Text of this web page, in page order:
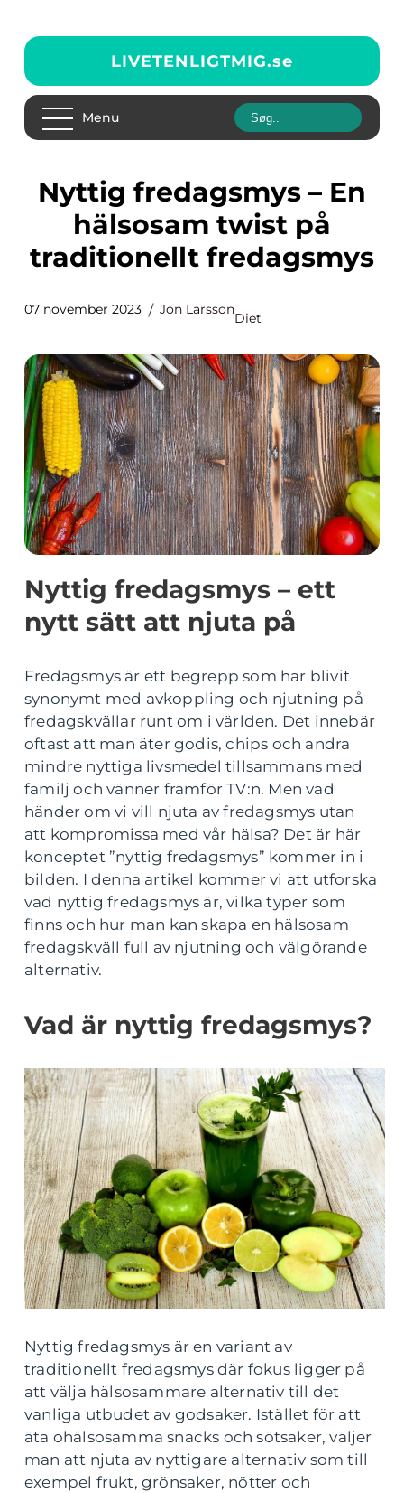
LIVETENLIGTMIG.se
Menu
Nyttig fredagsmys – En
hälsosam twist på
traditionellt fredagsmys
07 november 2023 Jon Larsson
Diet
Nyttig fredagsmys – ett
nytt sätt att njuta på
Fredagsmys är ett begrepp som har blivit
synonymt med avkoppling och njutning på
fredagskvällar runt om i världen. Det innebär
oftast att man äter godis, chips och andra
mindre nyttiga livsmedel tillsammans med
familj och vänner framför TV:n. Men vad
händer om vi vill njuta av fredagsmys utan
att kompromissa med vår hälsa? Det är här
konceptet ”nyttig fredagsmys” kommer in i
bilden. I denna artikel kommer vi att utforska
vad nyttig fredagsmys är, vilka typer som
finns och hur man kan skapa en hälsosam
fredagskväll full av njutning och välgörande
alternativ.
Vad är nyttig fredagsmys?
Nyttig fredagsmys är en variant av
traditionellt fredagsmys där fokus ligger på
att välja hälsosammare alternativ till det
vanliga utbudet av godsaker. Istället för att
äta ohälsosamma snacks och sötsaker, väljer
man att njuta av nyttigare alternativ som till
exempel frukt, grönsaker, nötter och